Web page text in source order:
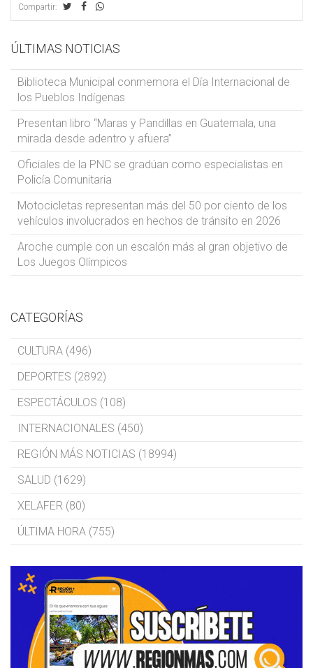
Compartir:
ÚLTIMAS NOTICIAS
Biblioteca Municipal conmemora el Día Internacional de
los Pueblos Indígenas
Presentan libro “Maras y Pandillas en Guatemala, una
mirada desde adentro y afuera”
Oficiales de la PNC se gradúan como especialistas en
Policía Comunitaria
Motocicletas representan más del 50 por ciento de los
vehículos involucrados en hechos de tránsito en 2026
Aroche cumple con un escalón más al gran objetivo de
Los Juegos Olímpicos
CATEGORÍAS
CULTURA (496)
DEPORTES (2892)
ESPECTÁCULOS (108)
INTERNACIONALES (450)
REGIÓN MÁS NOTICIAS (18994)
SALUD (1629)
XELAFER (80)
ÚLTIMA HORA (755)